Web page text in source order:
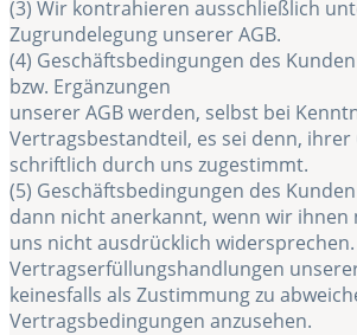
(3) Wir kontrahieren ausschließlich
Zugrundelegung unserer AGB.
(4) Geschäftsbedingungen des
bzw. Ergänzungen
unserer AGB werden, selbst bei
Vertragsbestandteil, es sei denn,
schriftlich durch uns zugestimmt.
(5) Geschäftsbedingungen des
dann nicht anerkannt, wenn wir ihnen
uns nicht ausdrücklich widersprechen.
Vertragserfüllungshandlungen
keinesfalls als Zustimmung zu
Vertragsbedingungen anzusehen.